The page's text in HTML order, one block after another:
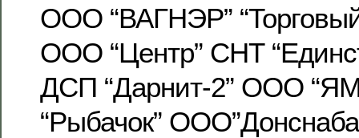
ООО “ВАГНЭР”
ООО “Центр” СНТ
ДСП “Дарнит-2” ООО
“Рыбачок”